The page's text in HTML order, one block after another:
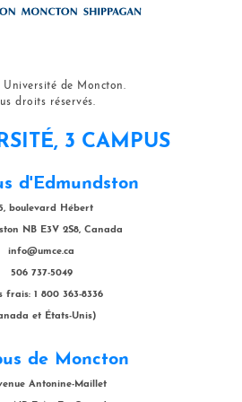
de Moncton.
droits réservés.
3 CAMPUS
d'Edmundston
boulevard Hébert
NB E3V 2S8, Canada
info@umce.ca
506 737-5049
frais: 1 800 363-8336
et États-Unis)
de Moncton
Antonine-Maillet